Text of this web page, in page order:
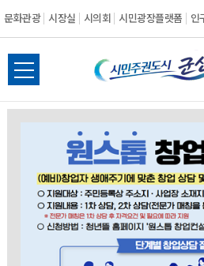
문화관광 시장실 시의회 시민광장플랫폼 인
시
민
주
권
도
시
전
체